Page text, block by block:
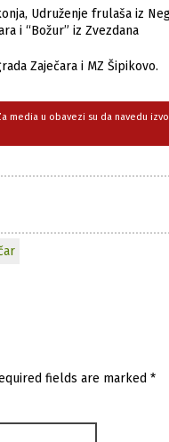
Udruženje frulaša iz
i “Božur” iz Zvezdana
Zaječara i MZ Šipikovo.
media u obavezi su da navedu
fields are marked *